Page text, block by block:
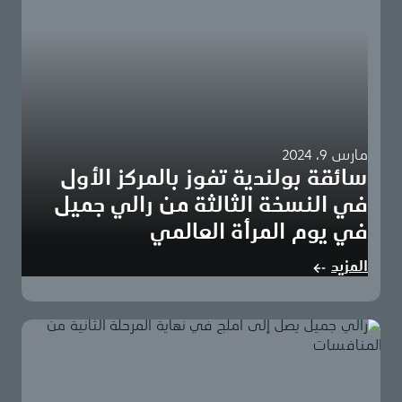
مارس 9، 2024
سائقة بولندية تفوز بالمركز الأول
في النسخة الثالثة من رالي جميل
في يوم المرأة العالمي
أعلن رالي جميل، الرالي الملاحي العالمي الاستثنائي للسيدات
في المنطقة، عن النتائج النهاية للنسخة الثالثة…
المزيد